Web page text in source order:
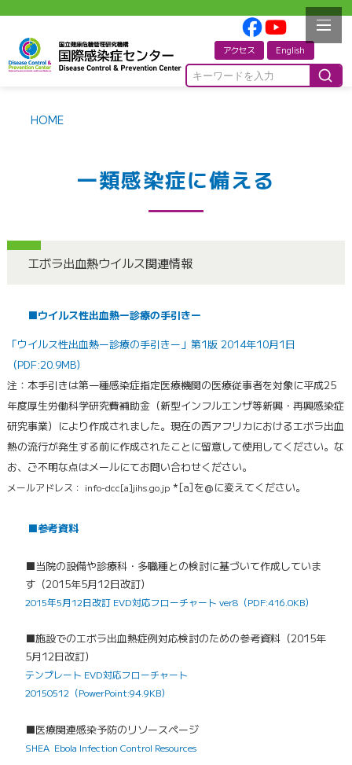
アクセス English
HOME
一類感染症に備える
エボラ出血熱ウイルス関連情報
■ウイルス性出血熱ー診療の手引きー
「ウイルス性出血熱ー診療の手引きー」第1版 2014年10月1日
（PDF:20.9MB）
注：本手引きは第一種感染症指定医療機関の医療従事者を対象に平成25
年度厚生労働科学研究費補助金（新型インフルエンザ等新興・再興感染症
研究事業）により作成されました。現在の西アフリカにおけるエボラ出血
熱の流行が発生する前に作成されたことに留意して使用してください。な
お、ご不明な点はメールにてお問い合わせください。
メールアドレス： info-dcc[a]jihs.go.jp *[a]を@に変えてください。
■参考資料
■当院の設備や診療科・多職種との検討に基づいて作成していま
す（2015年5月12日改訂）
2015年5月12日改訂 EVD対応フローチャート ver8（PDF:416.0KB）
■施設でのエボラ出血熱症例対応検討のための参考資料（2015年
5月12日改訂）
テンプレート EVD対応フローチャート
20150512（PowerPoint:94.9KB）
■医療関連感染予防のリソースページ
SHEA Ebola Infection Control Resources